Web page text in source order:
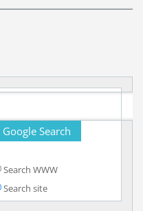
Search WWW
Search site